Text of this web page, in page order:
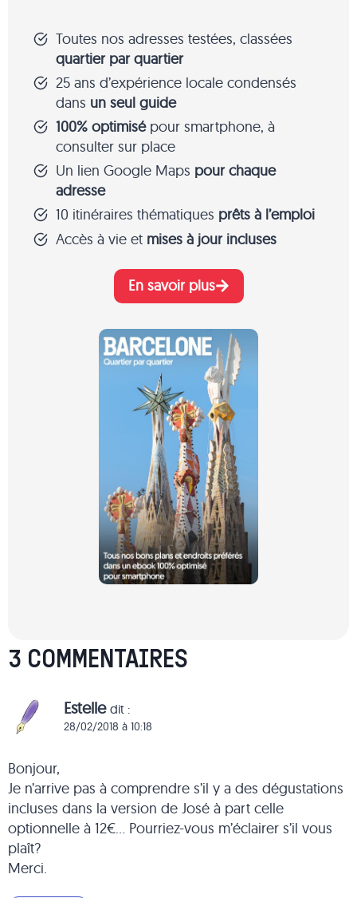
Toutes nos adresses testées, classées
quartier par quartier
25 ans d’expérience locale condensés
dans un seul guide
100% optimisépour smartphone, à
consulter sur place
Un lien Google Maps pour chaque
adresse
10 itinéraires thématiques prêts à l’emploi
Accès à vie et mises à jour incluses
En savoir plus
3 COMMENTAIRES
Estelle dit :
28/02/2018 à 10:18
Bonjour,
Je n’arrive pas à comprendre s’il y a des dégustations
incluses dans la version de José à part celle
optionnelle à 12€… Pourriez-vous m’éclairer s’il vous
plaît?
Merci.